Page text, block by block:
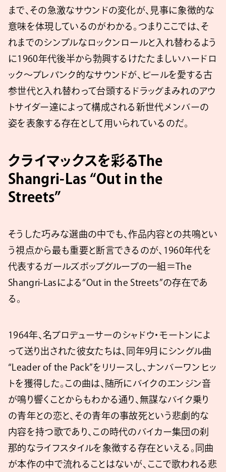
まで、その急激なサウンドの変化が、見事に象徴的な
意味を体現しているのがわかる。つまりここでは、そ
れまでのシンプルなロックンロールと入れ替わるよう
に1960年代後半から勃興するけたたましいハードロ
ック〜プレパンク的なサウンドが、ビールを愛する古
参世代と入れ替わって台頭するドラッグまみれのアウ
トサイダー達によって構成される新世代メンバーの
姿を表象する存在として用いられているのだ。
クライマックスを彩るThe
Shangri-Las “Out in the
Streets”
そうした巧みな選曲の中でも、作品内容との共鳴とい
う視点から最も重要と断言できるのが、1960年代を
代表するガールズポップグループの一組＝The
Shangri-Lasによる“Out in the Streets”の存在であ
る。
1964年、名プロデューサーのシャドウ・モートンによ
って送り出された彼女たちは、同年9月にシングル曲
“Leader of the Pack”をリリースし、ナンバーワンヒッ
トを獲得した。この曲は、随所にバイクのエンジン音
が鳴り響くことからもわかる通り、無謀なバイク乗り
の青年との恋と、その青年の事故死という悲劇的な
内容を持つ歌であり、この時代のバイカー集団の刹
那的なライフスタイルを象徴する存在といえる。同曲
が本作の中で流れることはないが、ここで歌われる悲